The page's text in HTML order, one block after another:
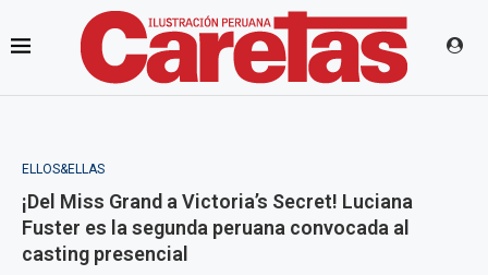
ELLOS&ELLAS
¡Del Miss Grand a Victoria’s Secret! Luciana
Fuster es la segunda peruana convocada al
casting presencial